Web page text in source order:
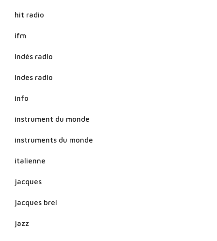
hit radio
ifm
indés radio
indes radio
info
instrument du monde
instruments du monde
italienne
jacques
jacques brel
jazz